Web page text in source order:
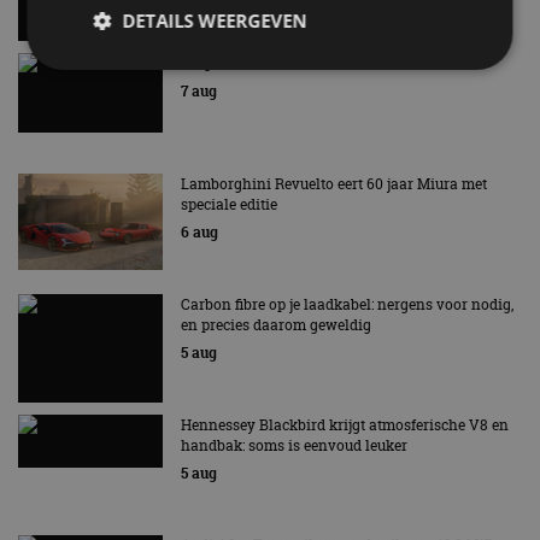
7 aug
Lamborghini Revuelto eert 60 jaar Miura met
speciale editie
6 aug
Carbon fibre op je laadkabel: nergens voor nodig,
en precies daarom geweldig
5 aug
Hennessey Blackbird krijgt atmosferische V8 en
handbak: soms is eenvoud leuker
5 aug
DETAILS WEERGEVEN
Strikt noodzakelijke cookies maken de
kernfunctionaliteiten van de website mogelijk, zoals
gebruikersaanmelding en accountbeheer. De
website kan niet goed worden gebruikt zonder de
strikt noodzakelijke cookies.
Aanbieder/
Domein
Vervaldatum
cf_clearance
te